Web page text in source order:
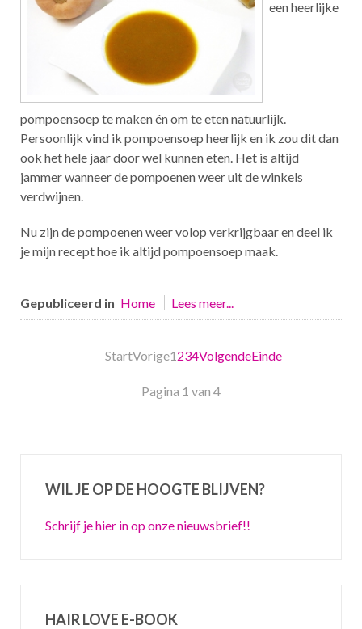
een heerlijke
pompoensoep te maken én om te eten natuurlijk.
Persoonlijk vind ik pompoensoep heerlijk en ik zou dit dan
ook het hele jaar door wel kunnen eten. Het is altijd
jammer wanneer de pompoenen weer uit de winkels
verdwijnen.
Nu zijn de pompoenen weer volop verkrijgbaar en deel ik
je mijn recept hoe ik altijd pompoensoep maak.
Gepubliceerd in Home Lees meer...
StartVorige1 234VolgendeEinde
Pagina 1 van 4
WIL JE OP DE HOOGTE BLIJVEN?
Schrijf je hier in op onze nieuwsbrief!!
HAIR LOVE E-BOOK